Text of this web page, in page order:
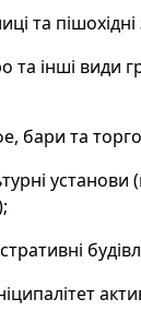
та
та інші види
бари та
установи